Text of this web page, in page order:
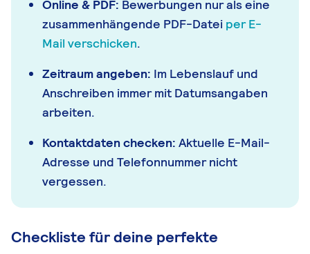
Online & PDF: Bewerbungen nur als eine
zusammenhängende PDF-Datei per E-
Mail verschicken.
Zeitraum angeben: Im Lebenslauf und
Anschreiben immer mit Datumsangaben
arbeiten.
Kontaktdaten checken: Aktuelle E-Mail-
Adresse und Telefonnummer nicht
vergessen.
Checkliste für deine perfekte